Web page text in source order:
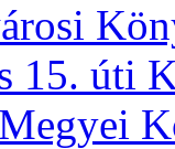
15. úti